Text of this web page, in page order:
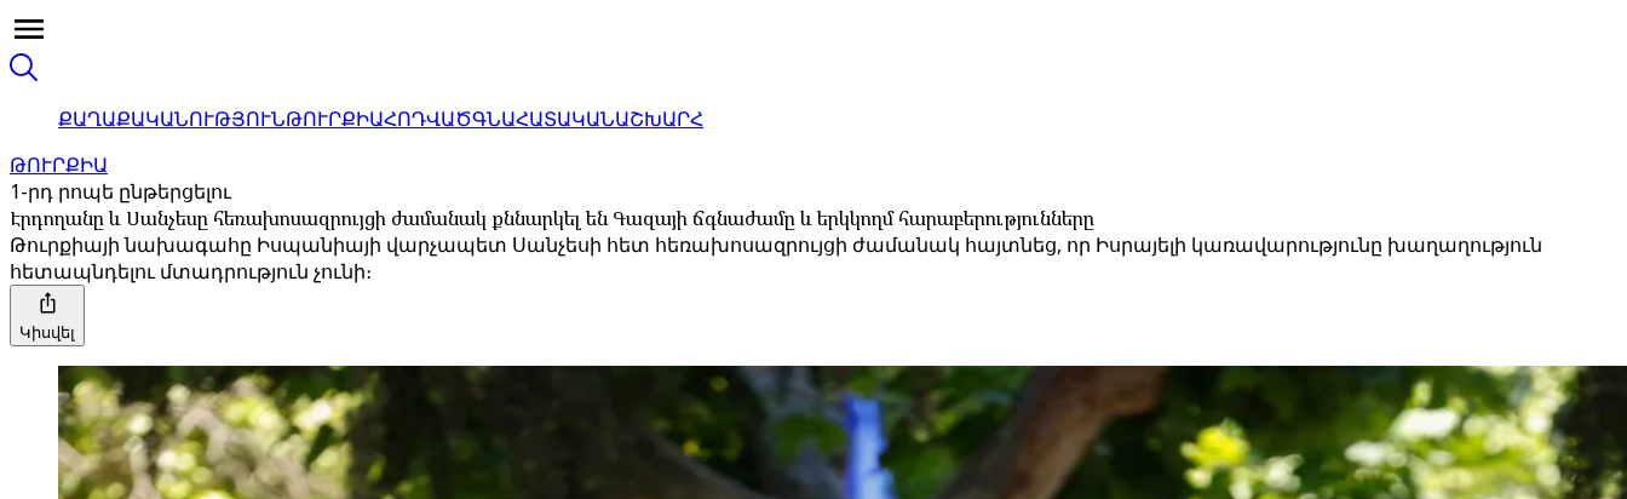
ՔԱՂԱՔԱԿԱՆՈՒԹՅՈՒՆԹՈՒՐՔԻԱՀՈԴՎԱԾԳՆԱՀԱՏԱԿԱՆԱՇԽԱՐՀ
ԹՈՒՐՔԻԱ
1-րդ րոպե ընթերցելու
Էրդողանը և Սանչեսը հեռախոսազրույցի ժամանակ քննարկել են Գազայի ճգնաժամը և երկկողմ հարաբերությունները
Թուրքիայի նախագահը Իսպանիայի վարչապետ Սանչեսի հետ հեռախոսազրույցի ժամանակ հայտնեց, որ Իսրայելի կառավարությունը խաղաղություն
հետապնդելու մտադրություն չունի։
Կիսվել